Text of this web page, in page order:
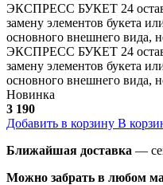
ЭКСПРЕСС БУКЕТ 24
замену элементов букета
основного внешнего вида,
ЭКСПРЕСС БУКЕТ 24
замену элементов букета
основного внешнего вида,
Новинка
3 190
Добавить в корзину В
Ближайшая доставка —
Можно забрать в любом